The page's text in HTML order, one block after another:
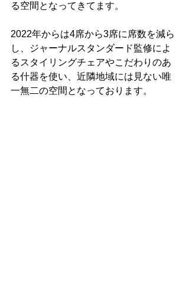
る空間となってきてます。
2022年からは4席から3席に席数を減ら
し、ジャーナルスタンダード監修によ
るスタイリングチェアやこだわりのあ
る什器を使い、近隣地域には見ない唯
一無二の空間となっております。